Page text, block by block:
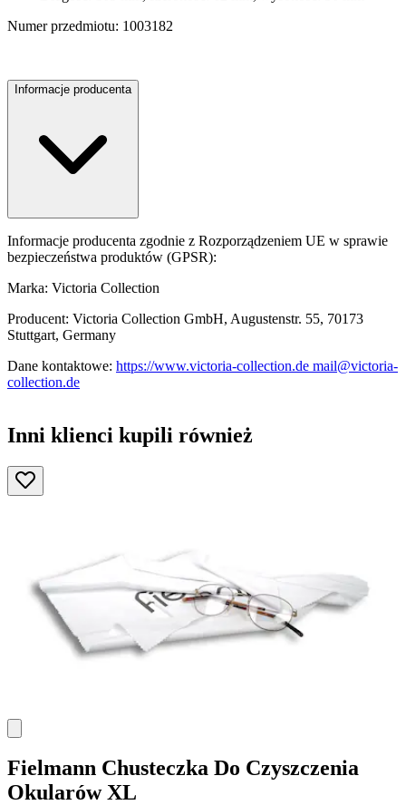
Numer przedmiotu: 1003182
Informacje producenta
Informacje producenta zgodnie z Rozporządzeniem UE w sprawie
bezpieczeństwa produktów (GPSR):
Marka: Victoria Collection
Producent: Victoria Collection GmbH, Augustenstr. 55, 70173
Stuttgart, Germany
Dane kontaktowe: https://www.victoria-collection.de mail@victoria-
collection.de
Inni klienci kupili również
Fielmann Chusteczka Do Czyszczenia
Okularów XL